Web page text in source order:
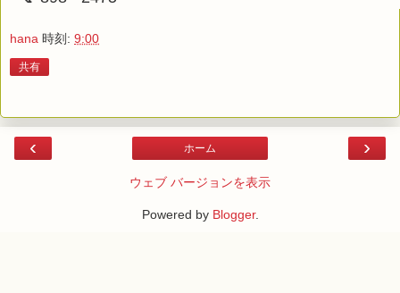
hana 時刻: 9:00
共有
‹ ›
ホーム
ウェブ バージョンを表示
Powered by Blogger.